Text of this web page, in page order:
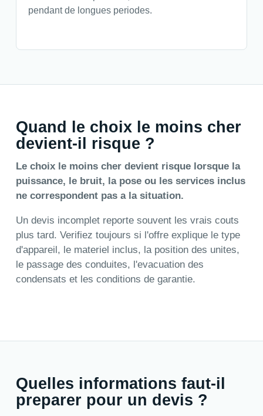
pendant de longues periodes.
Quand le choix le moins cher
devient-il risque ?
Le choix le moins cher devient risque lorsque la
puissance, le bruit, la pose ou les services inclus
ne correspondent pas a la situation.
Un devis incomplet reporte souvent les vrais couts
plus tard. Verifiez toujours si l'offre explique le type
d'appareil, le materiel inclus, la position des unites,
le passage des conduites, l'evacuation des
condensats et les conditions de garantie.
Quelles informations faut-il
preparer pour un devis ?